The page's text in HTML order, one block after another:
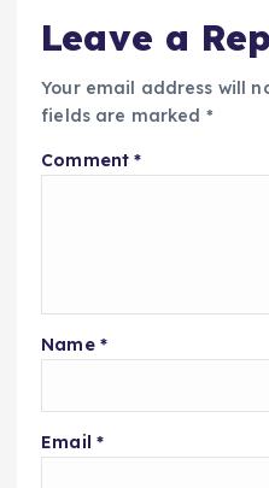
Leave a
Your email address will
fields are marked *
Comment*
Name *
Email *